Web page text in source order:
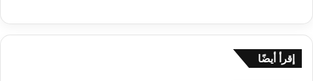
إقرأ أيضًا